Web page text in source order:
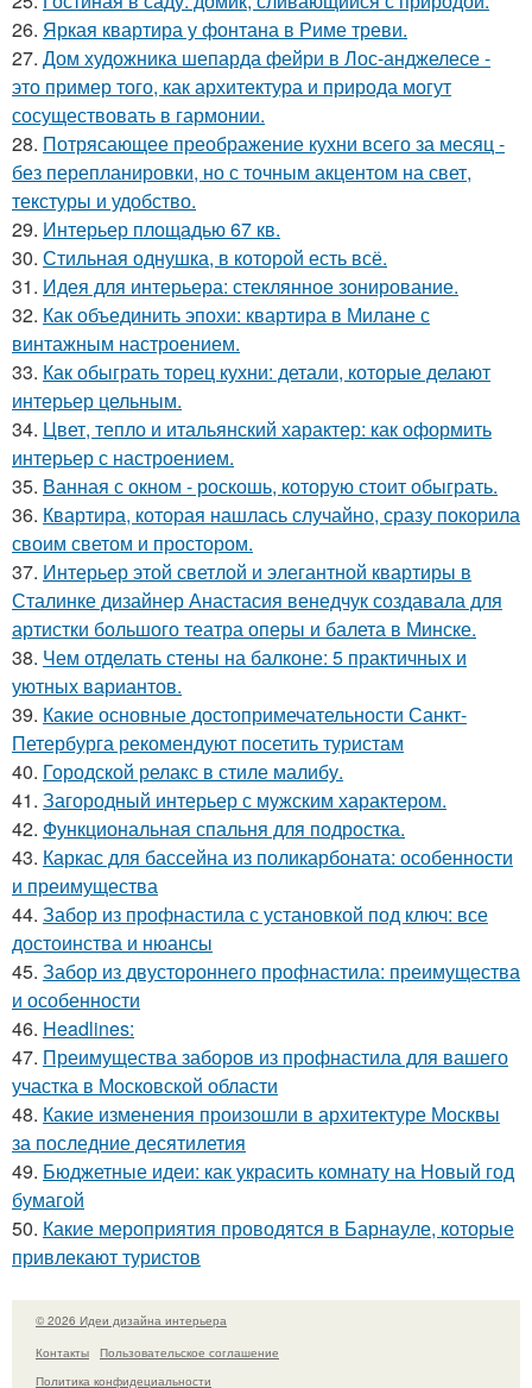
26. Яркая квартира у фонтана в Риме треви.
27. Дом художника шепарда фейри в Лос-анджелесе -
это пример того, как архитектура и природа могут
сосуществовать в гармонии.
28. Потрясающее преображение кухни всего за месяц -
без перепланировки, но с точным акцентом на свет,
текстуры и удобство.
29. Интерьер площадью 67 кв.
30. Стильная однушка, в которой есть всё.
31. Идея для интерьера: стеклянное зонирование.
32. Как объединить эпохи: квартира в Милане с
винтажным настроением.
33. Как обыграть торец кухни: детали, которые делают
интерьер цельным.
34. Цвет, тепло и итальянский характер: как оформить
интерьер с настроением.
35. Ванная с окном - роскошь, которую стоит обыграть.
36. Квартира, которая нашлась случайно, сразу покорила
своим светом и простором.
37. Интерьер этой светлой и элегантной квартиры в
Сталинке дизайнер Анастасия венедчук создавала для
артистки большого театра оперы и балета в Минске.
38. Чем отделать стены на балконе: 5 практичных и
уютных вариантов.
39. Какие основные достопримечательности Санкт-
Петербурга рекомендуют посетить туристам
40. Городской релакс в стиле малибу.
41. Загородный интерьер с мужским характером.
42. Функциональная спальня для подростка.
43. Каркас для бассейна из поликарбоната: особенности
и преимущества
44. Забор из профнастила с установкой под ключ: все
достоинства и нюансы
45. Забор из двустороннего профнастила: преимущества
и особенности
46. Headlines:
47. Преимущества заборов из профнастила для вашего
участка в Московской области
48. Какие изменения произошли в архитектуре Москвы
за последние десятилетия
49. Бюджетные идеи: как украсить комнату на Новый год
бумагой
50. Какие мероприятия проводятся в Барнауле, которые
привлекают туристов
© 2026 Идеи дизайна интерьера
Контакты
Пользовательское соглашение
Политика конфидециальности